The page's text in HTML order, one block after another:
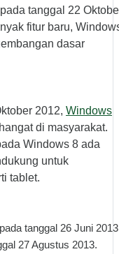
tanggal 22
fitur baru,
dasar
2012, Windows
di masyarakat.
Windows 8 ada
untuk
tablet.
tanggal 26 Juni 2013
27 Agustus 2013.